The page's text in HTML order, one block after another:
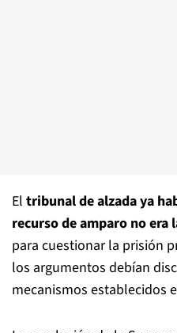
El tribunal de alzada ya
recurso de amparo no era
para cuestionar la prisión
los argumentos debían
mecanismos establecidos